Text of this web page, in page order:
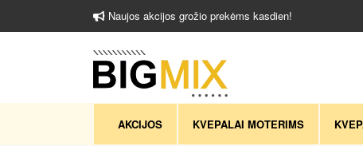
Naujos akcijos grožio prekėms kasdien!
AKCIJOS KVEPALAI MOTERIMS